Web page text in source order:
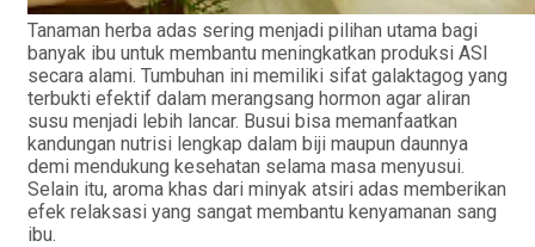
Tanaman herba adas sering menjadi pilihan utama bagi
banyak ibu untuk membantu meningkatkan produksi ASI
secara alami. Tumbuhan ini memiliki sifat galaktagog yang
terbukti efektif dalam merangsang hormon agar aliran
susu menjadi lebih lancar. Busui bisa memanfaatkan
kandungan nutrisi lengkap dalam biji maupun daunnya
demi mendukung kesehatan selama masa menyusui.
Selain itu, aroma khas dari minyak atsiri adas memberikan
efek relaksasi yang sangat membantu kenyamanan sang
ibu.